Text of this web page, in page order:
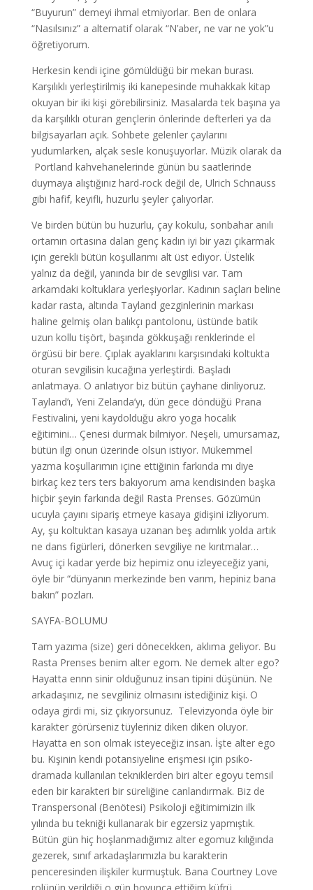
“Buyurun” demeyi ihmal etmiyorlar. Ben de onlara
“Nasılsınız” a alternatif olarak “N’aber, ne var ne yok”u
öğretiyorum.
Herkesin kendi içine gömüldüğü bir mekan burası.
Karşılıklı yerleştirilmiş iki kanepesinde muhakkak kitap
okuyan bir iki kişi görebilirsiniz. Masalarda tek başına ya
da karşılıklı oturan gençlerin önlerinde defterleri ya da
bilgisayarları açık. Sohbete gelenler çaylarını
yudumlarken, alçak sesle konuşuyorlar. Müzik olarak da
Portland kahvehanelerinde günün bu saatlerinde
duymaya alıştığınız hard-rock değil de, Ulrich Schnauss
gibi hafif, keyifli, huzurlu şeyler çalıyorlar.
Ve birden bütün bu huzurlu, çay kokulu, sonbahar anılı
ortamın ortasına dalan genç kadın iyi bir yazı çıkarmak
için gerekli bütün koşullarımı alt üst ediyor. Üstelik
yalnız da değil, yanında bir de sevgilisi var. Tam
arkamdaki koltuklara yerleşiyorlar. Kadının saçları beline
kadar rasta, altında Tayland gezginlerinin markası
haline gelmiş olan balıkçı pantolonu, üstünde batik
uzun kollu tişört, başında gökkuşağı renklerinde el
örgüsü bir bere. Çıplak ayaklarını karşısındaki koltukta
oturan sevgilisin kucağına yerleştirdi. Başladı
anlatmaya. O anlatıyor biz bütün çayhane dinliyoruz.
Tayland’ı, Yeni Zelanda’yı, dün gece döndüğü Prana
Festivalini, yeni kaydolduğu akro yoga hocalık
eğitimini… Çenesi durmak bilmiyor. Neşeli, umursamaz,
bütün ilgi onun üzerinde olsun istiyor. Mükemmel
yazma koşullarımın içine ettiğinin farkında mı diye
birkaç kez ters ters bakıyorum ama kendisinden başka
hiçbir şeyin farkında değil Rasta Prenses. Gözümün
ucuyla çayını sipariş etmeye kasaya gidişini izliyorum.
Ay, şu koltuktan kasaya uzanan beş adımlık yolda artık
ne dans figürleri, dönerken sevgiliye ne kırıtmalar…
Avuç içi kadar yerde biz hepimiz onu izleyeceğiz yani,
öyle bir “dünyanın merkezinde ben varım, hepiniz bana
bakın” pozları.
SAYFA-BOLUMU
Tam yazıma (size) geri dönecekken, aklıma geliyor. Bu
Rasta Prenses benim alter egom. Ne demek alter ego?
Hayatta ennn sinir olduğunuz insan tipini düşünün. Ne
arkadaşınız, ne sevgiliniz olmasını istediğiniz kişi. O
odaya girdi mi, siz çıkıyorsunuz. Televizyonda öyle bir
karakter görürseniz tüyleriniz diken diken oluyor.
Hayatta en son olmak isteyeceğiz insan. İşte alter ego
bu. Kişinin kendi potansiyeline erişmesi için psiko-
dramada kullanılan tekniklerden biri alter egoyu temsil
eden bir karakteri bir süreliğine canlandırmak. Biz de
Transpersonal (Benötesi) Psikoloji eğitimimizin ilk
yılında bu tekniği kullanarak bir egzersiz yapmıştık.
Bütün gün hiç hoşlanmadığımız alter egomuz kılığında
gezerek, sınıf arkadaşlarımızla bu karakterin
penceresinden ilişkiler kurmuştuk. Bana Courtney Love